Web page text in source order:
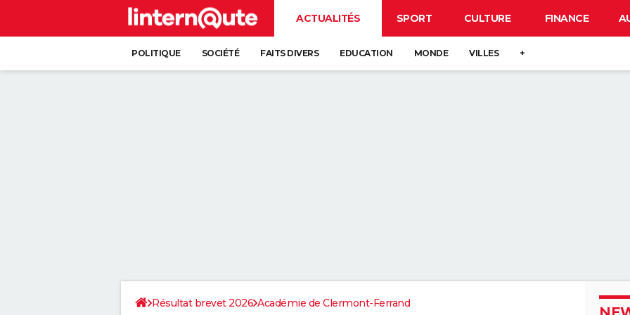
ACTUALITÉS SPORT CULTURE FINANCE
POLITIQUE SOCIÉTÉ FAITS DIVERS EDUCATION MONDE VILLES +
Résultat brevet 2026 Académie de Clermont-Ferrand